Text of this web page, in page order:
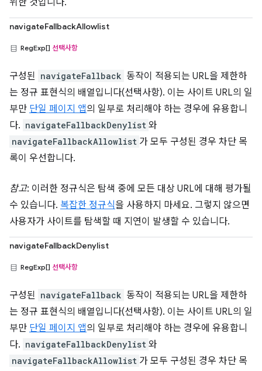
위한 것입니다.
navigateFallbackAllowlist
RegExp[] 선택사항
구성된 navigateFallback 동작이 적용되는 URL을 제한하
는 정규 표현식의 배열입니다(선택사항). 이는 사이트 URL의 일
부만 단일 페이지 앱의 일부로 처리해야 하는 경우에 유용합니
다. navigateFallbackDenylist 와
navigateFallbackAllowlist 가 모두 구성된 경우 차단 목
록이 우선합니다.
참고: 이러한 정규식은 탐색 중에 모든 대상 URL에 대해 평가될
수 있습니다. 복잡한 정규식을 사용하지 마세요. 그렇지 않으면
사용자가 사이트를 탐색할 때 지연이 발생할 수 있습니다.
navigateFallbackDenylist
RegExp[] 선택사항
구성된 navigateFallback 동작이 적용되는 URL을 제한하
는 정규 표현식의 배열입니다(선택사항). 이는 사이트 URL의 일
부만 단일 페이지 앱의 일부로 처리해야 하는 경우에 유용합니
다. navigateFallbackDenylist 와
navigateFallbackAllowlist 가 모두 구성된 경우 차단 목